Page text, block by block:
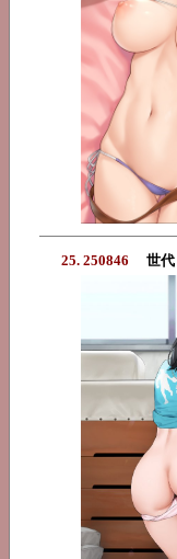
25. 250846 世代